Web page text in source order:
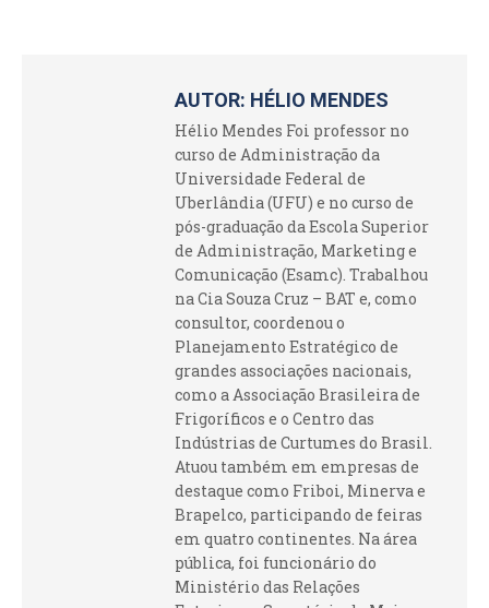
AUTOR: HÉLIO MENDES
Hélio Mendes Foi professor no
curso de Administração da
Universidade Federal de
Uberlândia (UFU) e no curso de
pós-graduação da Escola Superior
de Administração, Marketing e
Comunicação (Esamc). Trabalhou
na Cia Souza Cruz – BAT e, como
consultor, coordenou o
Planejamento Estratégico de
grandes associações nacionais,
como a Associação Brasileira de
Frigoríficos e o Centro das
Indústrias de Curtumes do Brasil.
Atuou também em empresas de
destaque como Friboi, Minerva e
Brapelco, participando de feiras
em quatro continentes. Na área
pública, foi funcionário do
Ministério das Relações